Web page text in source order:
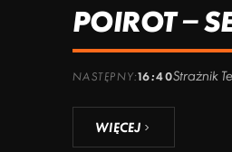
POIROT –
NASTĘPNY:16:40Strażnik
WIĘCEJ